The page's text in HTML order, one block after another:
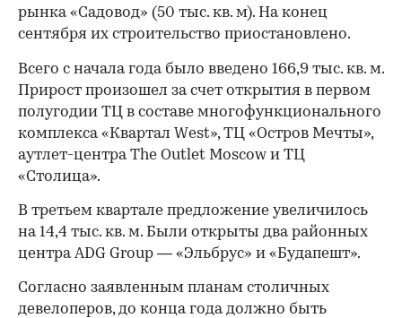
рынка «Садовод» (50 тыс. кв. м). На конец
сентября их строительство приостановлено.
Всего с начала года было введено 166,9 тыс. кв. м.
Прирост произошел за счет открытия в первом
полугодии ТЦ в составе многофункционального
комплекса «Квартал West», ТЦ «Остров Мечты»,
аутлет-центра The Outlet Moscow и ТЦ
«Столица».
В третьем квартале предложение увеличилось
на 14,4 тыс. кв. м. Были открыты два районных
центра ADG Group — «Эльбрус» и «Будапешт».
Согласно заявленным планам столичных
девелоперов, до конца года должно быть